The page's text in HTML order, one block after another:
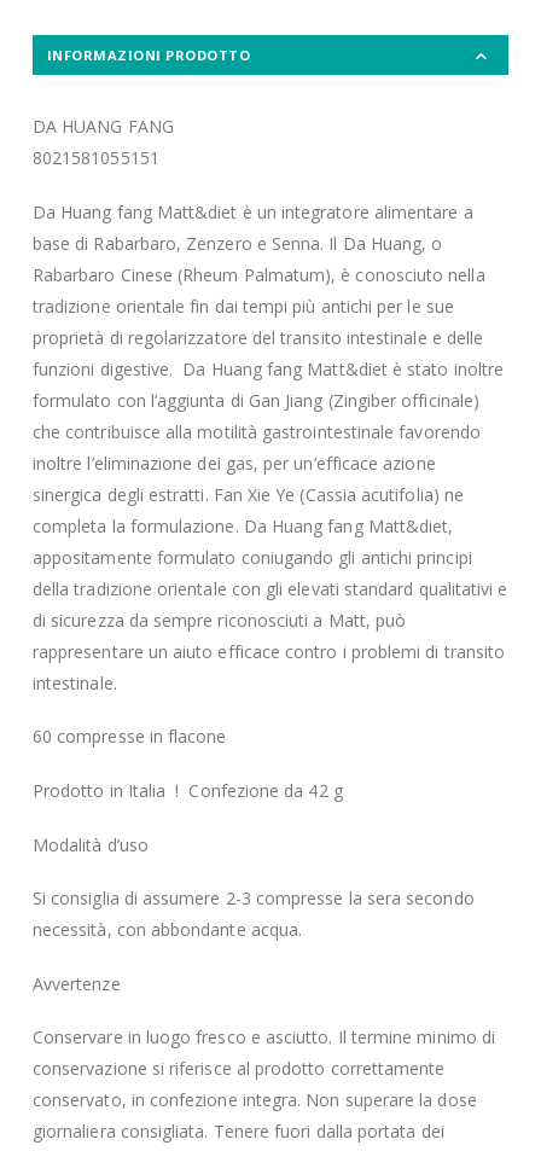
INFORMAZIONI PRODOTTO
DA HUANG FANG
8021581055151
Da Huang fang Matt&diet è un integratore alimentare a
base di Rabarbaro, Zenzero e Senna. Il Da Huang, o
Rabarbaro Cinese (Rheum Palmatum), è conosciuto nella
tradizione orientale fin dai tempi più antichi per le sue
proprietà di regolarizzatore del transito intestinale e delle
funzioni digestive. Da Huang fang Matt&diet è stato inoltre
formulato con l’aggiunta di Gan Jiang (Zingiber officinale)
che contribuisce alla motilità gastrointestinale favorendo
inoltre l’eliminazione dei gas, per un’efficace azione
sinergica degli estratti. Fan Xie Ye (Cassia acutifolia) ne
completa la formulazione. Da Huang fang Matt&diet,
appositamente formulato coniugando gli antichi principi
della tradizione orientale con gli elevati standard qualitativi e
di sicurezza da sempre riconosciuti a Matt, può
rappresentare un aiuto efficace contro i problemi di transito
intestinale.
60 compresse in flacone
Prodotto in Italia ! Confezione da 42 g
Modalità d’uso
Si consiglia di assumere 2-3 compresse la sera secondo
necessità, con abbondante acqua.
Avvertenze
Conservare in luogo fresco e asciutto. Il termine minimo di
conservazione si riferisce al prodotto correttamente
conservato, in confezione integra. Non superare la dose
giornaliera consigliata. Tenere fuori dalla portata dei